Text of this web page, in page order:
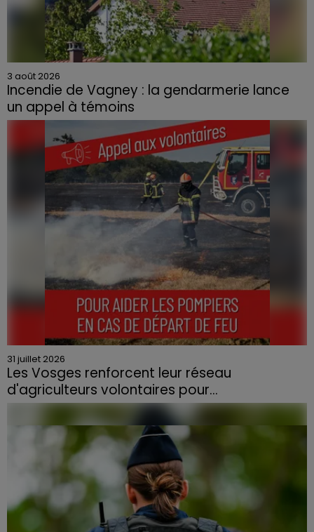
3 août 2026
Incendie de Vagney : la gendarmerie lance
un appel à témoins
Le feu, parti d'une haie avant de se propager au
quartier résidentiel, avait détruit deux habitations et
contraint à l'évacuation d'une centaine de personnes.
31 juillet 2026
Les Vosges renforcent leur réseau
d'agriculteurs volontaires pour...
Face à la sécheresse et aux risques de départs de feu,
la Chambre d'agriculture des Vosges a lancé un appel
aux agriculteurs volontaires pour venir en aide...